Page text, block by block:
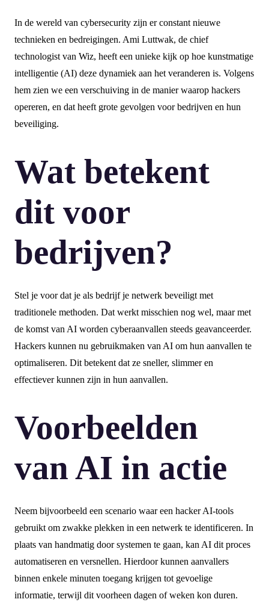
In de wereld van cybersecurity zijn er constant nieuwe
technieken en bedreigingen. Ami Luttwak, de chief
technologist van Wiz, heeft een unieke kijk op hoe kunstmatige
intelligentie (AI) deze dynamiek aan het veranderen is. Volgens
hem zien we een verschuiving in de manier waarop hackers
opereren, en dat heeft grote gevolgen voor bedrijven en hun
beveiliging.
Wat betekent
dit voor
bedrijven?
Stel je voor dat je als bedrijf je netwerk beveiligt met
traditionele methoden. Dat werkt misschien nog wel, maar met
de komst van AI worden cyberaanvallen steeds geavanceerder.
Hackers kunnen nu gebruikmaken van AI om hun aanvallen te
optimaliseren. Dit betekent dat ze sneller, slimmer en
effectiever kunnen zijn in hun aanvallen.
Voorbeelden
van AI in actie
Neem bijvoorbeeld een scenario waar een hacker AI-tools
gebruikt om zwakke plekken in een netwerk te identificeren. In
plaats van handmatig door systemen te gaan, kan AI dit proces
automatiseren en versnellen. Hierdoor kunnen aanvallers
binnen enkele minuten toegang krijgen tot gevoelige
informatie, terwijl dit voorheen dagen of weken kon duren.